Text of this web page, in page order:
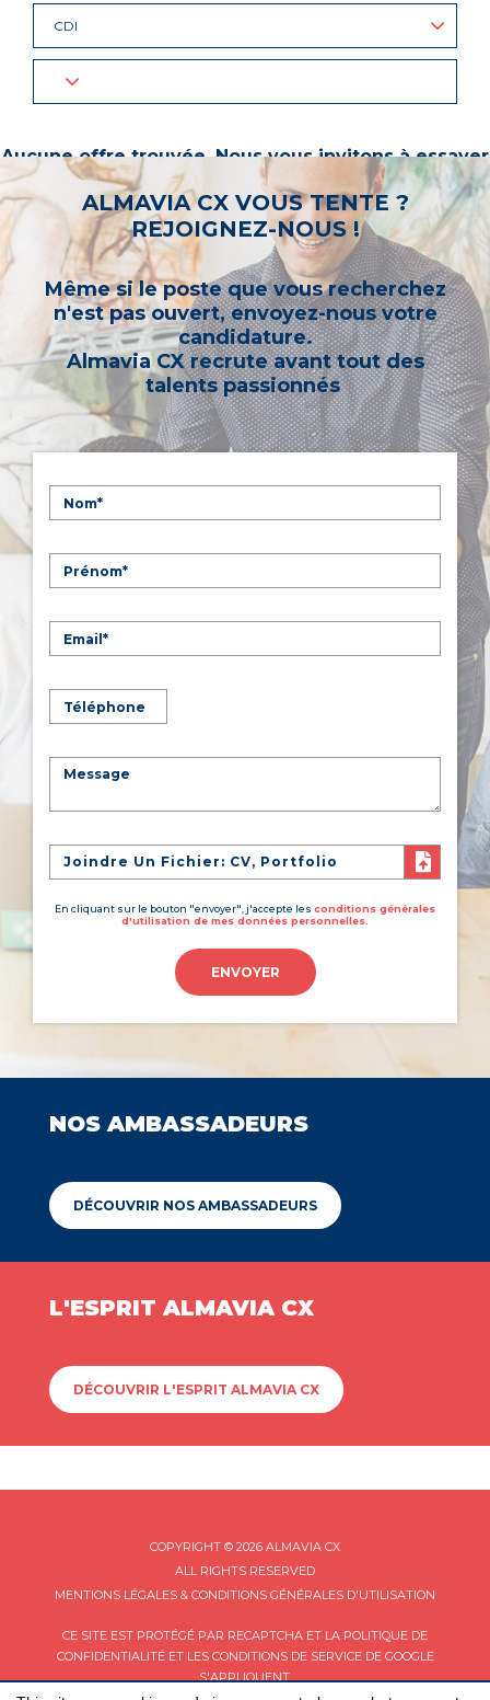
CDI
Aucune offre trouvée. Nous vous invitons à essayer
d’autres mots-clés ou à sélectionner un « métier ».
ALMAVIA CX VOUS TENTE ?
REJOIGNEZ-NOUS !
Même si le poste que vous recherchez
n'est pas ouvert, envoyez-nous votre
candidature.
Almavia CX recrute avant tout des
talents passionnés
Joindre Un Fichier: CV, Portfolio
En cliquant sur le bouton "envoyer", j'accepte les conditions générales
d'utilisation de mes données personnelles.
ENVOYER
NOS AMBASSADEURS
DÉCOUVRIR NOS AMBASSADEURS
L'ESPRIT ALMAVIA CX
DÉCOUVRIR L'ESPRIT ALMAVIA CX
COPYRIGHT © 2026 ALMAVIA CX
ALL RIGHTS RESERVED
MENTIONS LÉGALES & CONDITIONS GÉNÉRALES D'UTILISATION
CE SITE EST PROTÉGÉ PAR RECAPTCHA ET LA POLITIQUE DE
CONFIDENTIALITÉET LES CONDITIONS DE SERVICEDE GOOGLE
S'APPLIQUENT.